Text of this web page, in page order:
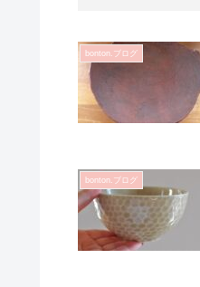
bonton.ブログ
bonton.ブログ